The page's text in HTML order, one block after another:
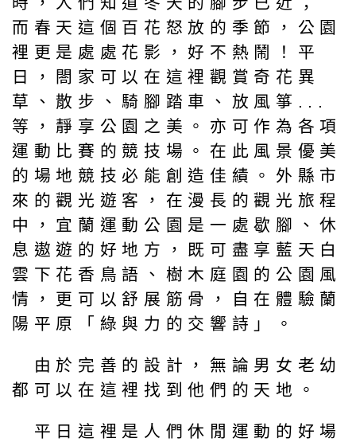
而春天這個百花怒放的季節，公園
裡更是處處花影，好不熱鬧！平
日，閤家可以在這裡觀賞奇花異
草、散步、騎腳踏車、放風箏...
等，靜享公園之美。亦可作為各項
運動比賽的競技場。在此風景優美
的場地競技必能創造佳績。外縣市
來的觀光遊客，在漫長的觀光旅程
中，宜蘭運動公園是一處歇腳、休
息遨遊的好地方，既可盡享藍天白
雲下花香鳥語、樹木庭園的公園風
情，更可以舒展筋骨，自在體驗蘭
陽平原「綠與力的交響詩」。
由於完善的設計，無論男女老幼
都可以在這裡找到他們的天地。
平日這裡是人們休閒運動的好場